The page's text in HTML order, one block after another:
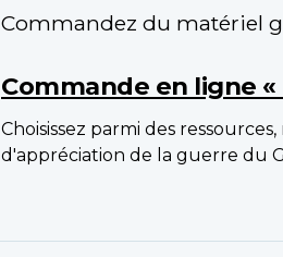
Commandez du matériel
Commande en ligne «
Choisissez parmi des
d'appréciation de la guerre du